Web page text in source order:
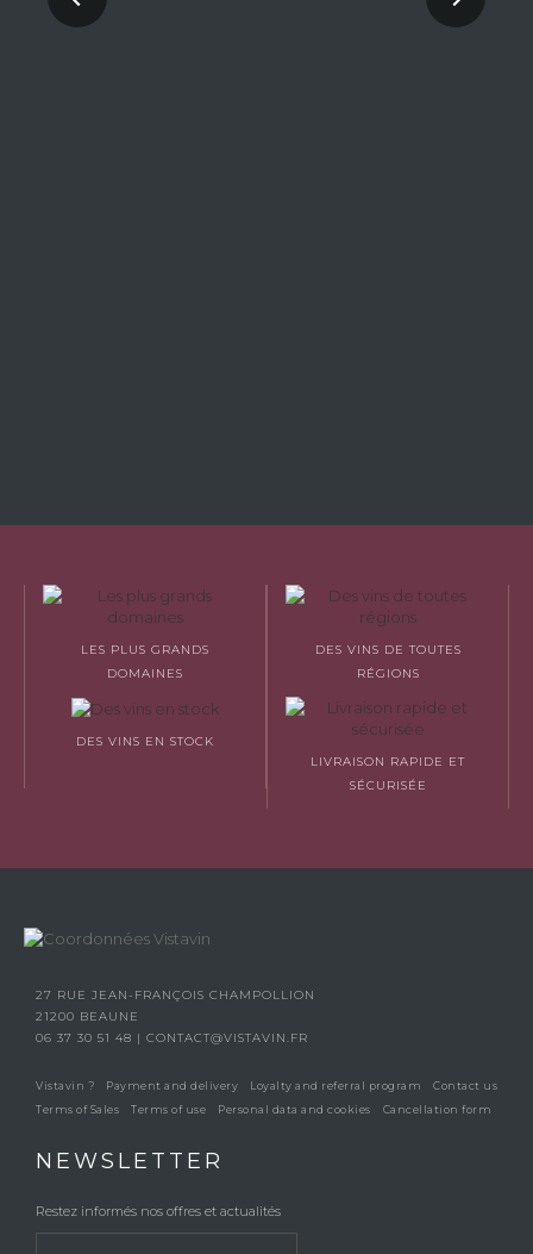
LES PLUS GRANDS
DOMAINES
DES VINS DE TOUTES
RÉGIONS
DES VINS EN STOCK
LIVRAISON RAPIDE ET
SÉCURISÉE
27 RUE JEAN-FRANÇOIS CHAMPOLLION
21200 BEAUNE
06 37 30 51 48 | CONTACT@VISTAVIN.FR
Vistavin ? Payment and delivery Loyalty and referral program
Contact us
Terms of Sales
Terms of use Personal data and cookies Cancellation form
NEWSLETTER
Restez informés nos offres et actualités